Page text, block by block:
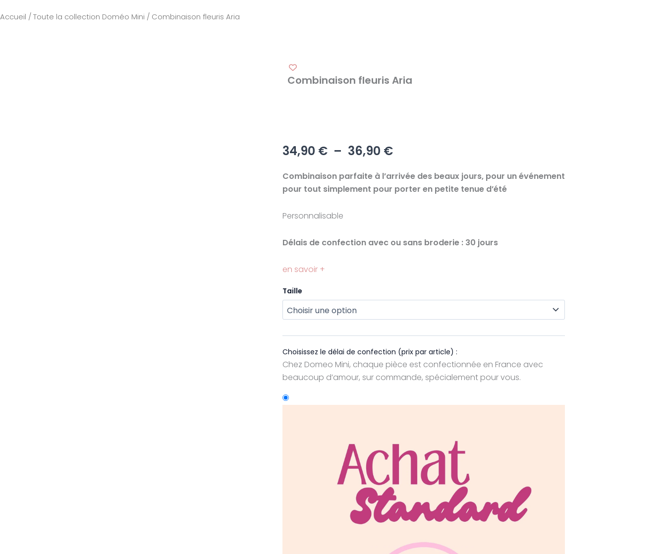
Accueil / Toute la collection Doméo Mini / Combinaison fleuris Aria
Combinaison fleuris Aria
34,90 € – 36,90 €Plage
prix :
34,90 €
Combinaison parfaite à l’arrivée des beaux jours, pour un événement
pour tout simplement pour porter en petite tenue d’été
Personnalisable
Délais de confection avec ou sans broderie : 30 jours
en savoir +
Taille
Choisissez le délai de confection (prix par article) :
Chez Domeo Mini, chaque pièce est confectionnée en France avec
beaucoup d’amour, sur commande, spécialement pour vous.
quantité
de
Combinaison
fleuris